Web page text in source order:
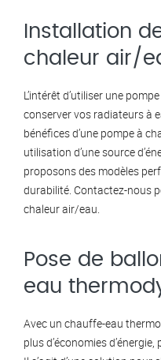
Installation
chaleur air/
L’intérêt d’utiliser une
conserver vos radiateurs à
bénéfices d’une pompe à
utilisation d’une source
proposons des modèles
durabilité. Contactez-nous
chaleur air/eau.
Pose de
eau
Avec un chauffe-eau
plus d’économies